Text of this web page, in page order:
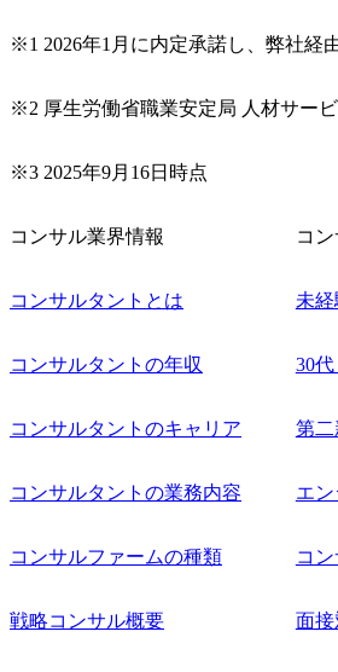
※1 2026年1月に内定承諾し、弊社経
※2 厚生労働省職業安定局 人材サー
※3 2025年9月16日時点
コンサル業界情報
コンサルタントとは
コンサルタントの年収
コンサルタントのキャリア
コンサルタントの業務内容
コンサルファームの種類
戦略コンサル概要
コ
未
30
第
エ
コ
面